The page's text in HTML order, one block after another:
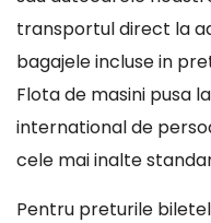
transportul direct la
bagajele incluse in
Flota de masini pusa
international de
cele mai inalte
Pentru preturile